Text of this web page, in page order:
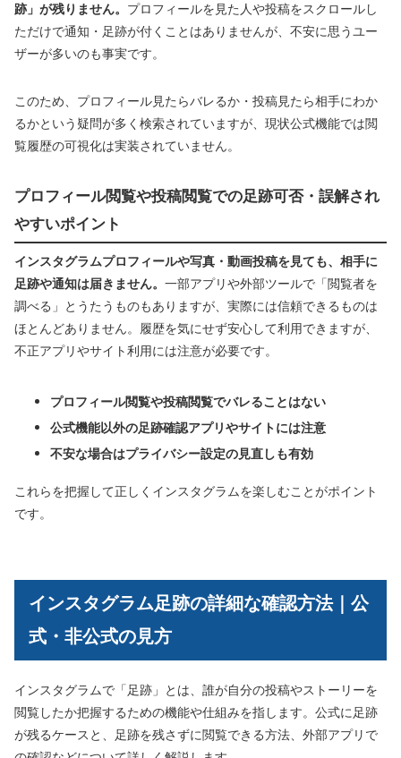
跡」が残りません。 プロフィールを見た人や投稿をスクロールし
ただけで通知・足跡が付くことはありませんが、不安に思うユー
ザーが多いのも事実です。
このため、プロフィール見たらバレるか・投稿見たら相手にわか
るかという疑問が多く検索されていますが、現状公式機能では閲
覧履歴の可視化は実装されていません。
プロフィール閲覧や投稿閲覧での足跡可否・誤解され
やすいポイント
インスタグラムプロフィールや写真・動画投稿を見ても、相手に
足跡や通知は届きません。 一部アプリや外部ツールで「閲覧者を
調べる」とうたうものもありますが、実際には信頼できるものは
ほとんどありません。履歴を気にせず安心して利用できますが、
不正アプリやサイト利用には注意が必要です。
プロフィール閲覧や投稿閲覧でバレることはない
公式機能以外の足跡確認アプリやサイトには注意
不安な場合はプライバシー設定の見直しも有効
これらを把握して正しくインスタグラムを楽しむことがポイント
です。
インスタグラム足跡の詳細な確認方法｜公
式・非公式の見方
インスタグラムで「足跡」とは、誰が自分の投稿やストーリーを
閲覧したか把握するための機能や仕組みを指します。公式に足跡
が残るケースと、足跡を残さずに閲覧できる方法、外部アプリで